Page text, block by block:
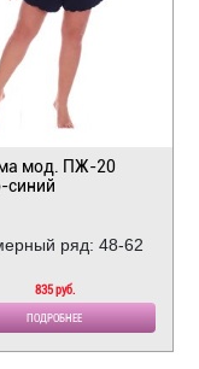
мод. ПЖ-20
синий
ряд: 48-62
835 руб.
ПОДРОБНЕЕ